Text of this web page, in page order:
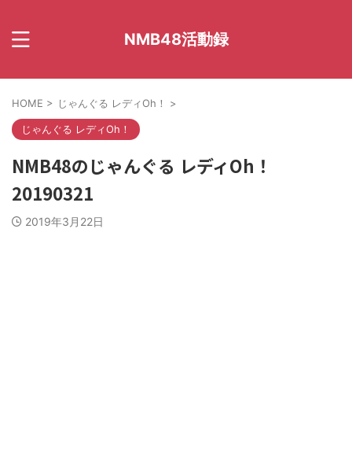
NMB48活動録
HOME > じゃんぐる レディOh！ >
じゃんぐる レディOh！
NMB48のじゃんぐる レディOh！
20190321
2019年3月22日